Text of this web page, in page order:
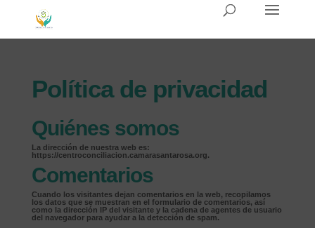
Política de privacidad
Quiénes somos
La dirección de nuestra web es:
https://centroconciliacion.camarasantarosa.org.
Comentarios
Cuando los visitantes dejan comentarios en la web, recopilamos
los datos que se muestran en el formulario de comentarios, así
como la dirección IP del visitante y la cadena de agentes de usuario
del navegador para ayudar a la detección de spam.